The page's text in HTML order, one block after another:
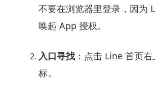
不要在浏览器里登录，因为
唤起 App 授权。
入口寻找：点击 Line 首页右
标。